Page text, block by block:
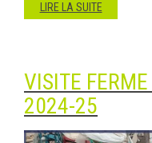
LIRE LA SUITE
VISITE
2024-25